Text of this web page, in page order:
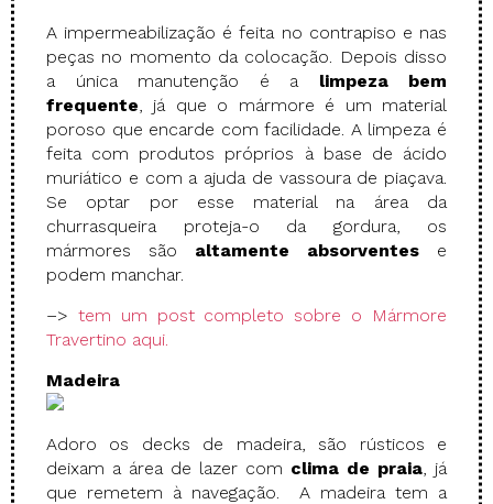
A impermeabilização é feita no contrapiso e nas
peças no momento da colocação. Depois disso
a única manutenção é a limpeza bem
frequente , já que o mármore é um material
poroso que encarde com facilidade. A limpeza é
feita com produtos próprios à base de ácido
muriático e com a ajuda de vassoura de piaçava.
Se optar por esse material na área da
churrasqueira proteja-o da gordura, os
mármores são altamente absorventes e
podem manchar.
–> tem um post completo sobre o Mármore
Travertino aqui.
Madeira
Adoro os decks de madeira, são rústicos e
deixam a área de lazer com clima de praia , já
que remetem à navegação. A madeira tem a